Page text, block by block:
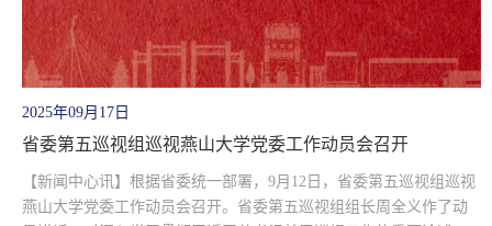
2025年09月17日
省委第五巡视组巡视燕山大学党委工作动员会召开
【新闻中心讯】根据省委统一部署，9月12日，省委第五巡视组巡视
燕山大学党委工作动员会召开。省委第五巡视组组长周全义作了动